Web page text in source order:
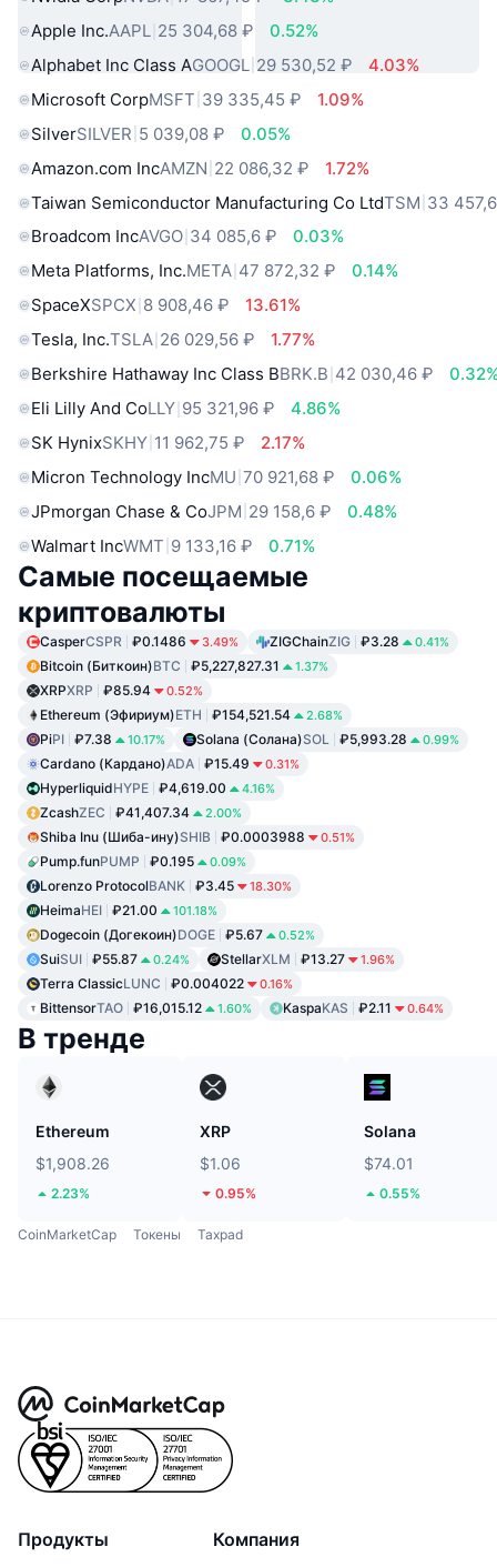
Apple Inc.AAPL 25 304,68 ₽
0.52%
Alphabet Inc Class AGOOGL 29 530,52 ₽
4.03%
Microsoft CorpMSFT 39 335,45 ₽
1.09%
SilverSILVER 5 039,08 ₽
0.05%
Amazon.com IncAMZN 22 086,32 ₽
1.72%
Taiwan Semiconductor Manufacturing Co LtdTSM 33
Broadcom IncAVGO 34 085,6 ₽
0.03%
Meta Platforms, Inc.META 47 872,32 ₽
0.14%
SpaceXSPCX 8 908,46 ₽
13.61%
Tesla, Inc.TSLA 26 029,56 ₽
1.77%
Berkshire Hathaway Inc Class BBRK.B 42 030,46 ₽
Eli Lilly And CoLLY 95 321,96 ₽
4.86%
SK HynixSKHY 11 962,75 ₽
2.17%
Micron Technology IncMU 70 921,68 ₽
0.06%
JPmorgan Chase & CoJPM 29 158,6 ₽
0.48%
Walmart IncWMT 9 133,16 ₽ 0.71%
Самые посещаемые
криптовалюты
CasperCSPR ₽0.1486 3.49% ZIGChainZIG ₽3.28 0.41%
Bitcoin (Биткоин)BTC ₽5,227,827.31 1.37%
XRPXRP ₽85.94 0.52%
Ethereum (Эфириум)ETH ₽154,521.54 2.68%
PiPI ₽7.38 10.17% Solana (Солана)SOL ₽5,993.28 0.99%
Cardano (Кардано)ADA ₽15.49 0.31%
HyperliquidHYPE ₽4,619.00 4.16%
ZcashZEC ₽41,407.34 2.00%
Shiba Inu (Шиба-ину)SHIB ₽0.0003988 0.51%
Pump.funPUMP ₽0.195 0.09%
Lorenzo ProtocolBANK ₽3.45 18.30%
HeimaHEI ₽21.00 101.18%
Dogecoin (Догекоин)DOGE ₽5.67 0.52%
SuiSUI ₽55.87 0.24% StellarXLM ₽13.27 1.96%
Terra ClassicLUNC ₽0.004022 0.16%
BittensorTAO ₽16,015.12 1.60% KaspaKAS ₽2.11 0.64%
В тренде
Ethereum
$1,908.26
2.23%
XRP
$1.06
0.95%
Solana
$74.01
0.55%
CoinMarketCap Токены Taxpad
Продукты Компания